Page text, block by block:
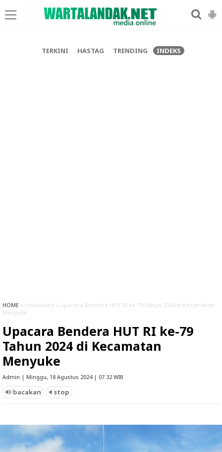
TERKINI HASTAG TRENDING INDEKS
HOME » Unlabelled » Upacara Bendera HUT RI ke-79 Tahun 2024 di Kecamatan
Menyuke
Upacara Bendera HUT RI ke-79
Tahun 2024 di Kecamatan
Menyuke
Admin | Minggu, 18 Agustus 2024 | 07.32 WIB
bacakan stop